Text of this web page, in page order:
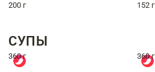
200 г 152 г
СУПЫ
360 г 360 г